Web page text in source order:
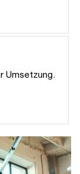
Umsetzung.